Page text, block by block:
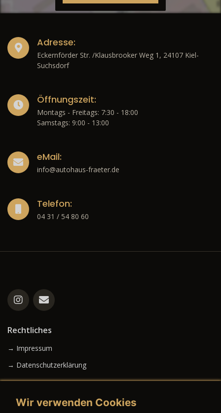
Adresse:
Eckernförder Str. /Klausbrooker Weg 1, 24107 Kiel-
Suchsdorf
Öffnungszeit:
Montags - Freitags: 7:30 - 18:00
Samstags: 9:00 - 13:00
eMail:
info@autohaus-fraeter.de
Telefon:
04 31 / 54 80 60
Rechtliches
→ Impressum
→ Datenschutzerklärung
Wir verwenden Cookies